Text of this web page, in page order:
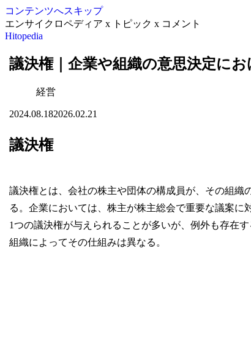
コンテンツへスキップ
エンサイクロペディア x トピック x コメント
Hitopedia
議決権｜企業や組織の意思決定に
経営
2024.08.182026.02.21
議決権
議決権とは、会社の株主や団体の構成員が、その組
る。企業においては、株主が株主総会で重要な議案
1つの議決権が与えられることが多いが、例外も存在
組織によってその仕組みは異なる。